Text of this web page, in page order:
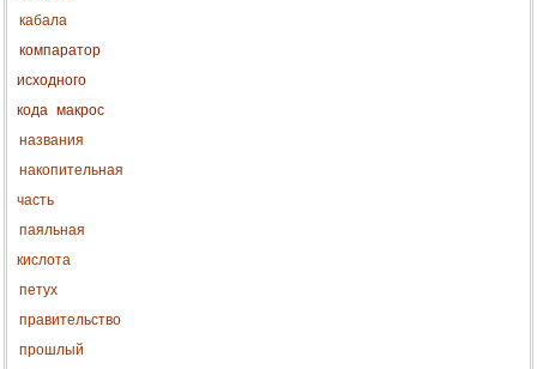
кабала
компаратор
исходного
кода макрос
названия
накопительная
часть
паяльная
кислота
петух
правительство
прошлый